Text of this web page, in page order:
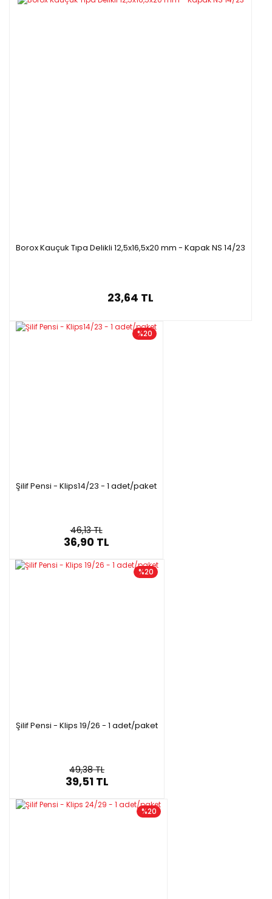
Borox Kauçuk Tıpa Delikli 12,5x16,5x20 mm - Kapak NS 14/23
23,64 TL
%20
Şilif Pensi - Klips14/23 - 1 adet/paket
46,13 TL
36,90 TL
%20
Şilif Pensi - Klips 19/26 - 1 adet/paket
49,38 TL
39,51 TL
%20